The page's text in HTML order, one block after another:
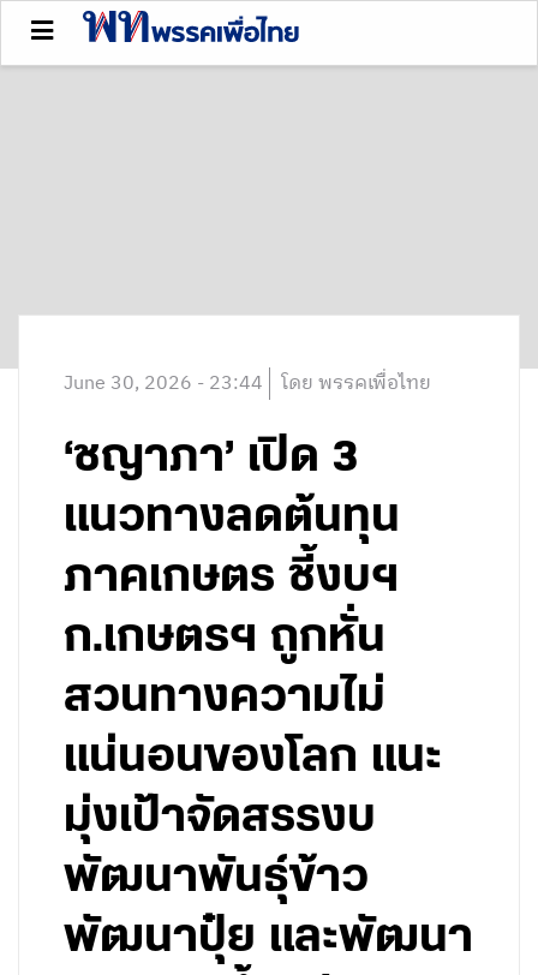
June 30, 2026 - 23:44 โดย พรรคเพื่อไทย
‘ชญาภา’ เปิด 3
แนวทางลดต้นทุน
ภาคเกษตร ชี้งบฯ
ก.เกษตรฯ ถูกหั่น
สวนทางความไม่
แน่นอนของโลก แนะ
มุ่งเป้าจัดสรรงบ
พัฒนาพันธุ์ข้าว
พัฒนาปุ๋ย และพัฒนา